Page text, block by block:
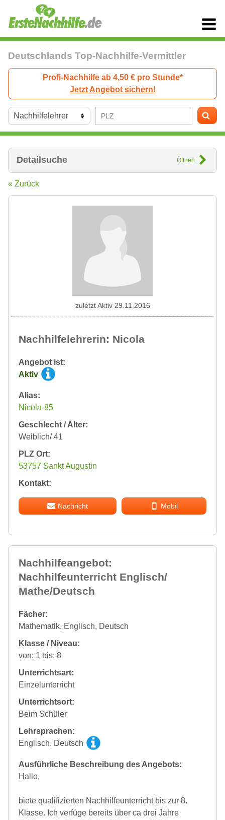
Deutschlands Top-Nachhilfe-Vermittler
Profi-Nachhilfe ab 4,50 € pro Stunde*
Jetzt Angebot sichern!
Detailsuche Öffnen
« Zurück
Nachhilfelehrerin: Nicola
Angebot ist:
Aktiv
Alias:
Nicola-85
Geschlecht / Alter:
Weiblich/ 41
PLZ Ort:
53757 Sankt Augustin
Kontakt:
Nachricht Mobil
zuletzt Aktiv 29.11.2016
Nachhilfeangebot:
Nachhilfeunterricht Englisch/
Mathe/Deutsch
Fächer:
Mathematik, Englisch, Deutsch
Klasse / Niveau:
von: 1 bis: 8
Unterrichtsart:
Einzelunterricht
Unterrichtsort:
Beim Schüler
Lehrsprachen:
Englisch, Deutsch
Ausführliche Beschreibung des Angebots:
Hallo,
biete qualifizierten Nachhilfeunterricht bis zur 8.
Klasse. Ich verfüge bereits über ca drei Jahre